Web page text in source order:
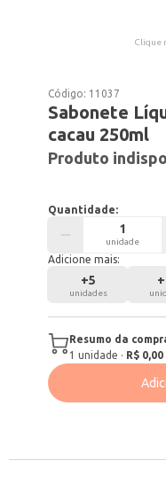
Clique
Código: 11037
Sabonete
cacau 250ml
Produto
Quantidade:
unidade
Adicione mais:
+5
unidades
+
Resumo da
1 unidade · R$ 0,00